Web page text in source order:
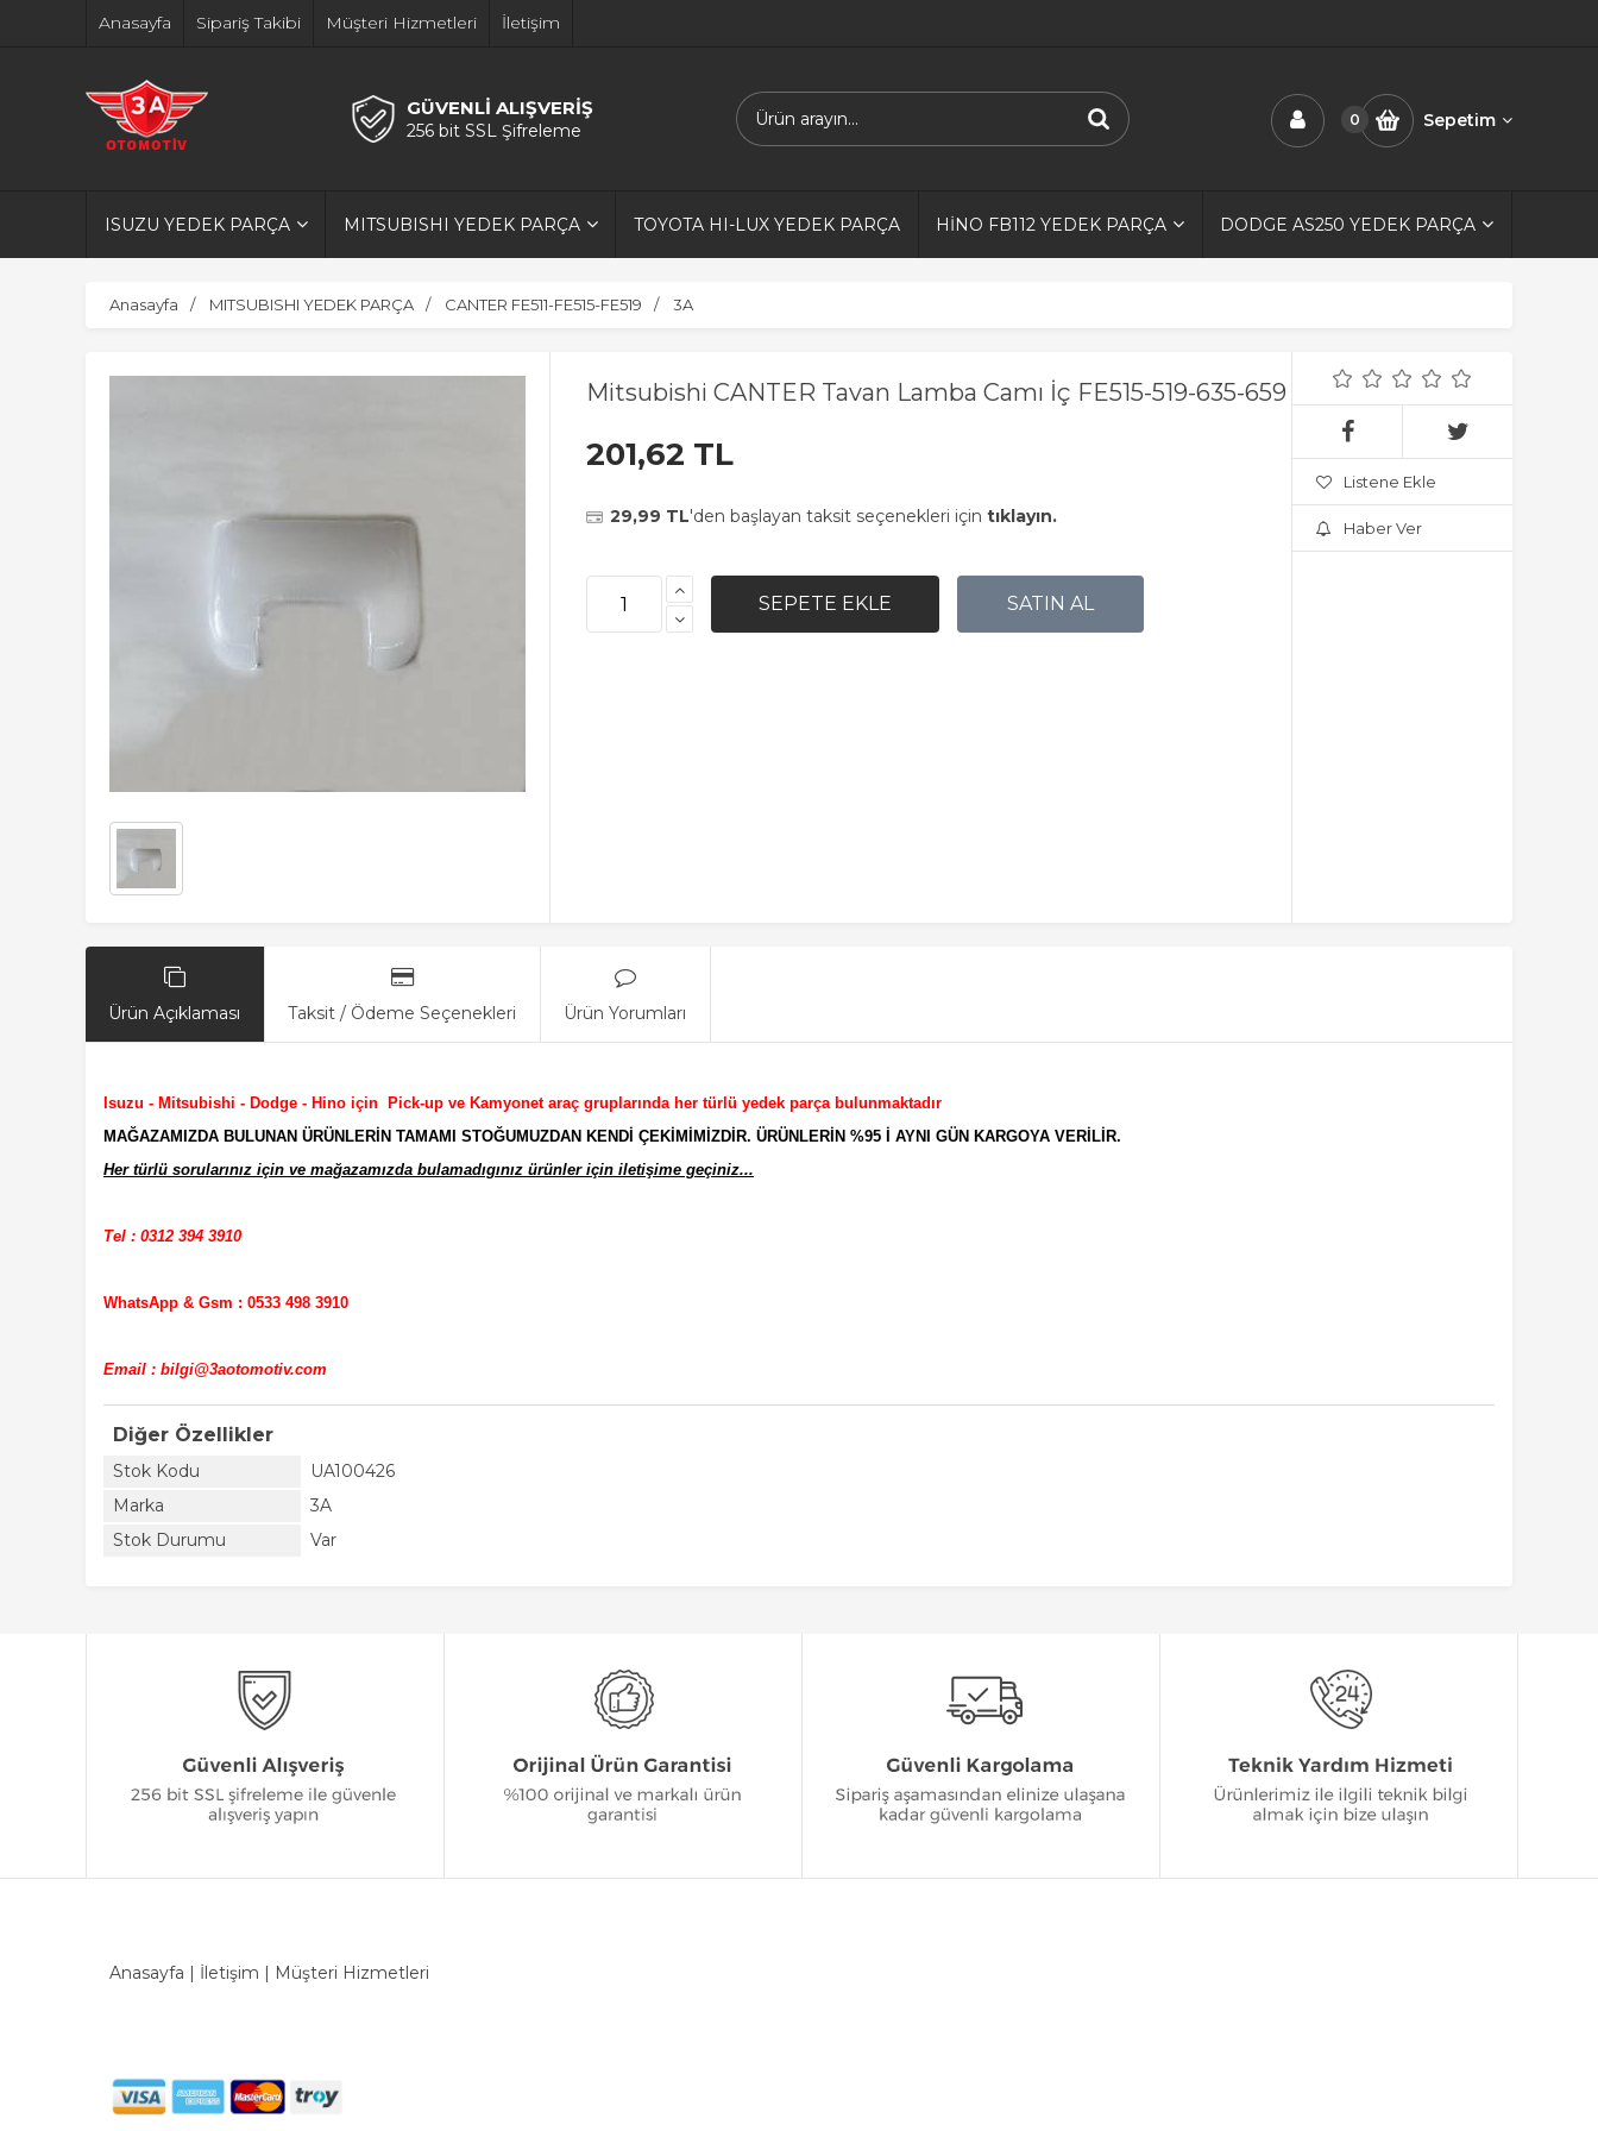
Anasayfa Sipariş Takibi Müşteri Hizmetleri İletişim
GÜVENLİ ALIŞVERİŞ
256 bit SSL Şifreleme
0 Sepetim
ISUZU YEDEK PARÇA MITSUBISHI YEDEK PARÇA TOYOTA HI-LUX YEDEK PARÇA HİNO FB112 YEDEK PARÇA DODGE AS250 YEDEK PARÇA
Anasayfa MITSUBISHI YEDEK PARÇA CANTER FE511-FE515-FE519 3A
Mitsubishi CANTER Tavan Lamba Camı İç FE515-519-635-659
201,62 TL
29,99 TL'den başlayan taksit seçenekleri için tıklayın.
Listene Ekle
Haber Ver
Ürün Açıklaması Taksit / Ödeme Seçenekleri Ürün Yorumları
Isuzu - Mitsubishi - Dodge - Hino için Pick-up ve Kamyonet araç gruplarında her türlü yedek parça bulunmaktadır
MAĞAZAMIZDA BULUNAN ÜRÜNLERİN TAMAMI STOĞUMUZDAN KENDİ ÇEKİMİMİZDİR. ÜRÜNLERİN %95 İ AYNI GÜN KARGOYA VERİLİR.
Her türlü sorularınız için ve mağazamızda bulamadıgınız ürünler için iletişime geçiniz...
Tel : 0312 394 3910
WhatsApp & Gsm : 0533 498 3910
Email : bilgi@3aotomotiv.com
Diğer Özellikler
Stok Kodu
UA100426
Marka
3A
Stok Durumu
Var
Anasayfa | İletişim | Müşteri Hizmetleri